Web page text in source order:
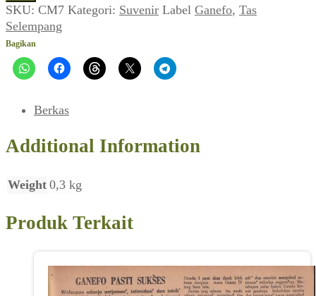
Bag
Keren
"Ganefo
1963"
SKU: CM7 Kategori: Suvenir Label Ganefo, Tas
Selempang
Bagikan
Berkas
Additional Information
Weight 0,3 kg
Produk Terkait